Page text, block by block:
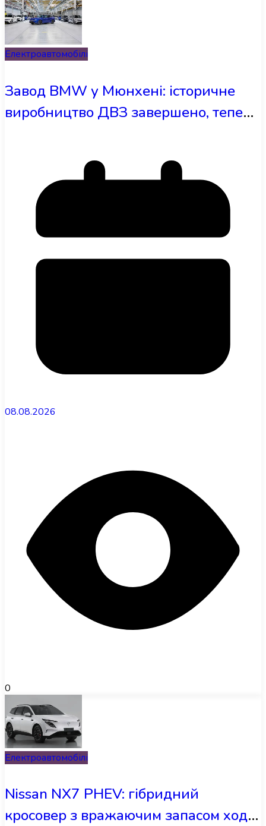
Електроавтомобілі
Завод BMW у Мюнхені: історичне
виробництво ДВЗ завершено, тепер
08.08.2026
0
Електроавтомобілі
Nissan NX7 PHEV: гібридний
кросовер з вражаючим запасом ходу